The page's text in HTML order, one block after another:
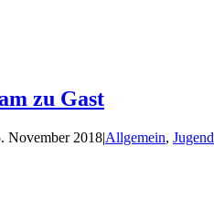
zu Gast
November 2018|Allgemein, Jugend